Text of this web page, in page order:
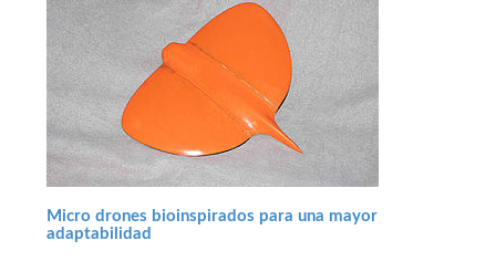
Micro drones bioinspirados para una mayor
adaptabilidad